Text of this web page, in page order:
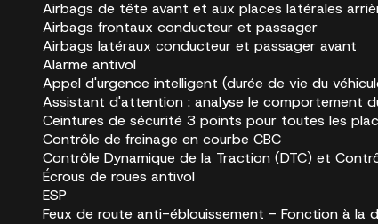
Airbags de tête avant et aux places latérales
Airbags frontaux conducteur et passager
Airbags latéraux conducteur et passager avant
Alarme antivol
Appel d'urgence intelligent (durée de vie du
Assistant d'attention : analyse le comportement
Ceintures de sécurité 3 points pour toutes les
Contrôle de freinage en courbe CBC
Contrôle Dynamique de la Traction (DTC) et
Écrous de roues antivol
ESP
Feux de route anti-éblouissement - Fonction à la